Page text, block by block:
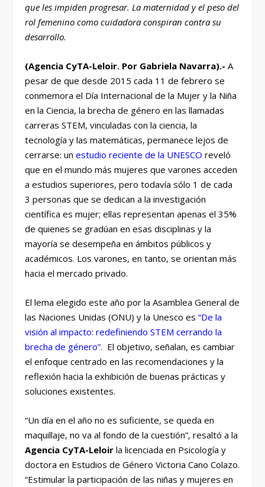
que les impiden progresar. La maternidad y el peso del
rol femenino como cuidadora conspiran contra su
desarrollo.
(Agencia CyTA-Leloir. Por Gabriela Navarra).- A
pesar de que desde 2015 cada 11 de febrero se
conmemora el Día Internacional de la Mujer y la Niña
en la Ciencia, la brecha de género en las llamadas
carreras STEM, vinculadas con la ciencia, la
tecnología y las matemáticas, permanece lejos de
cerrarse: unestudio reciente de la UNESCO reveló
que en el mundo más mujeres que varones acceden
a estudios superiores, pero todavía sólo 1 de cada
3 personas que se dedican a la investigación
científica es mujer; ellas representan apenas el 35%
de quienes se gradúan en esas disciplinas y la
mayoría se desempeña en ámbitos públicos y
académicos. Los varones, en tanto, se orientan más
hacia el mercado privado.
El lema elegido este año por la Asamblea General de
las Naciones Unidas (ONU) y la Unesco es“De la
visión al impacto: redefiniendo STEM cerrando la
brecha de género”. El objetivo, señalan, es cambiar
el enfoque centrado en las recomendaciones y la
reflexión hacia la exhibición de buenas prácticas y
soluciones existentes.
“Un día en el año no es suficiente, se queda en
maquillaje, no va al fondo de la cuestión”, resaltó a la
Agencia CyTA-Leloir la licenciada en Psicología y
doctora en Estudios de Género Victoria Cano Colazo.
“Estimular la participación de las niñas y mujeres en